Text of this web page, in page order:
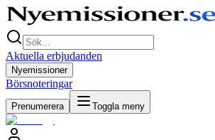
Aktuella erbjudanden
Nyemissioner
Börsnoteringar
Prenumerera Toggla meny